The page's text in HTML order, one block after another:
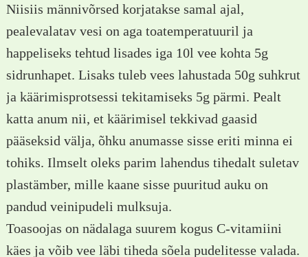
Niisiis männivõrsed korjatakse samal ajal,
pealevalatav vesi on aga toatemperatuuril ja
happeliseks tehtud lisades iga 10l vee kohta 5g
sidrunhapet. Lisaks tuleb vees lahustada 50g suhkrut
ja käärimisprotsessi tekitamiseks 5g pärmi. Pealt
katta anum nii, et käärimisel tekkivad gaasid
pääseksid välja, õhku anumasse sisse eriti minna ei
tohiks. Ilmselt oleks parim lahendus tihedalt suletav
plastämber, mille kaane sisse puuritud auku on
pandud veinipudeli mulksuja.
Toasoojas on nädalaga suurem kogus C-vitamiini
käes ja võib vee läbi tiheda sõela pudelitesse valada.